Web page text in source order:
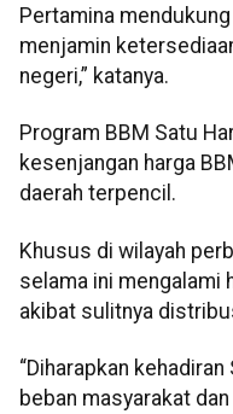
Pertamina
menjamin
negeri,” katanya.
Program BBM Satu
kesenjangan harga
daerah terpencil.
Khusus di wilayah
selama ini mengalami
akibat sulitnya
“Diharapkan
beban masyarakat